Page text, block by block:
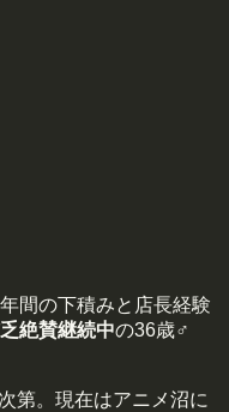
間の下積みと店長経験
絶賛継続中の36歳♂
第。現在はアニメ沼に